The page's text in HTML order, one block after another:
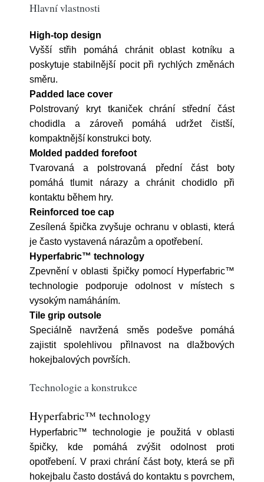
Hlavní vlastnosti
High-top design
Vyšší střih pomáhá chránit oblast kotníku a
poskytuje stabilnější pocit při rychlých změnách
směru.
Padded lace cover
Polstrovaný kryt tkaniček chrání střední část
chodidla a zároveň pomáhá udržet čistší,
kompaktnější konstrukci boty.
Molded padded forefoot
Tvarovaná a polstrovaná přední část boty
pomáhá tlumit nárazy a chránit chodidlo při
kontaktu během hry.
Reinforced toe cap
Zesílená špička zvyšuje ochranu v oblasti, která
je často vystavená nárazům a opotřebení.
Hyperfabric™ technology
Zpevnění v oblasti špičky pomocí Hyperfabric™
technologie podporuje odolnost v místech s
vysokým namáháním.
Tile grip outsole
Speciálně navržená směs podešve pomáhá
zajistit spolehlivou přilnavost na dlažbových
hokejbalových površích.
Technologie a konstrukce
Hyperfabric™ technology
Hyperfabric™ technologie je použitá v oblasti
špičky, kde pomáhá zvýšit odolnost proti
opotřebení. V praxi chrání část boty, která se při
hokejbalu často dostává do kontaktu s povrchem,